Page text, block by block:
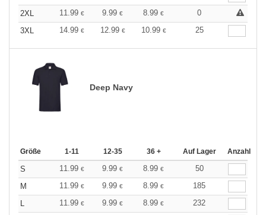
2XL
11.99 € 9.99 € 8.99 €
0
3XL
14.99 € 12.99 € 10.99 € 25
Deep Navy
Größe 1-11 12-35 36 + Auf Lager Anzahl
S 11.99 € 9.99 € 8.99 €
50
M
11.99 € 9.99 € 8.99 €
185
L
11.99 € 9.99 € 8.99 €
232